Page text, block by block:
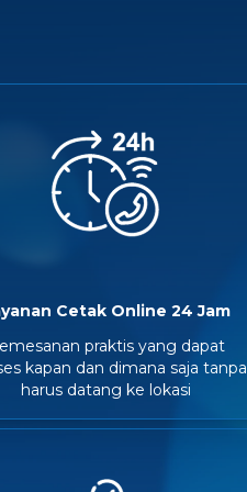
Cetak Online 24 Jam
praktis yang dapat
kapan dan dimana saja tanpa
harus datang ke lokasi